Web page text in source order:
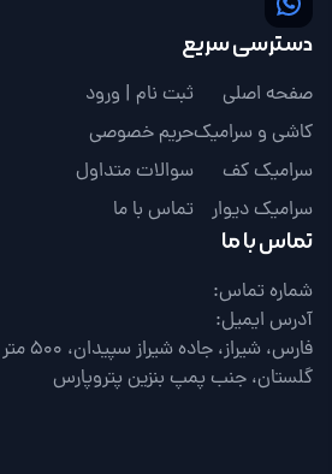
دسترسی سریع
صفحه اصلی
کاشی و سرامیک
سرامیک کف
سرامیک دیوار
ثبت نام | ورود
حریم خصوصی
سوالات متداول
تماس با ما
تماس با ما
شماره تماس:
آدرس ایمیل:
فارس،
گلستان، جنب پمپ بنزین پتروپارس